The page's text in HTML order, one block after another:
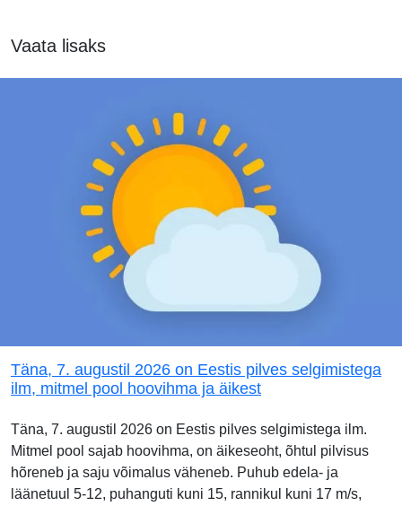
Vaata lisaks
Täna, 7. augustil 2026 on Eestis pilves selgimistega
ilm, mitmel pool hoovihma ja äikest
Täna, 7. augustil 2026 on Eestis pilves selgimistega ilm.
Mitmel pool sajab hoovihma, on äikeseoht, õhtul pilvisus
hõreneb ja saju võimalus väheneb. Puhub edela- ja
läänetuul 5-12, puhanguti kuni 15, rannikul kuni 17 m/s,